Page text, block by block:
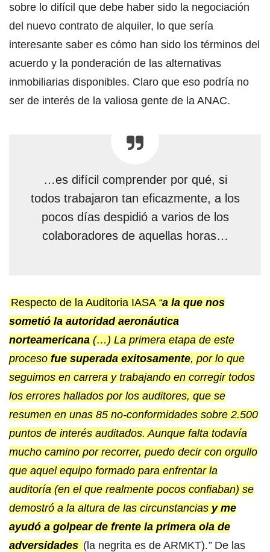
sobre lo difícil que debe haber sido la negociación
del nuevo contrato de alquiler, lo que sería
interesante saber es cómo han sido los términos del
acuerdo y la ponderación de las alternativas
inmobiliarias disponibles. Claro que eso podría no
ser de interés de la valiosa gente de la ANAC.
…es difícil comprender por qué, si
todos trabajaron tan eficazmente, a los
pocos días despidió a varios de los
colaboradores de aquellas horas…
Respecto de la Auditoria IASA “a la que nos
sometió la autoridad aeronáutica
norteamericana (…) La primera etapa de este
proceso fue superada exitosamente, por lo que
seguimos en carrera y trabajando en corregir todos
los errores hallados por los auditores, que se
resumen en unas 85 no-conformidades sobre 2.500
puntos de interés auditados. Aunque falta todavía
mucho camino por recorrer, puedo decir con orgullo
que aquel equipo formado para enfrentar la
auditoría (en el que realmente pocos confiaban) se
demostró a la altura de las circunstancias y me
ayudó a golpear de frente la primera ola de
adversidades (la negrita es de ARMKT).”De las